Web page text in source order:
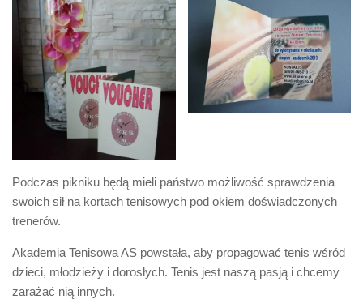
Podczas pikniku będą mieli państwo możliwość sprawdzenia
swoich sił na kortach tenisowych pod okiem doświadczonych
trenerów.
Akademia Tenisowa AS powstała, aby propagować tenis wśród
dzieci, młodzieży i dorosłych. Tenis jest naszą pasją i chcemy
zarażać nią innych.